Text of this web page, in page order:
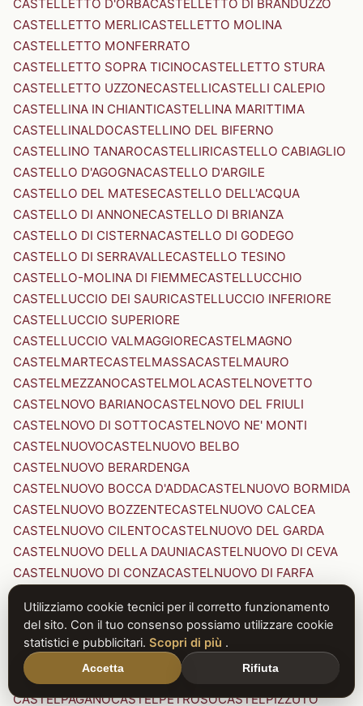
CASTELLETTO D'ORBACASTELLETTO DI BRANDUZZO
CASTELLETTO MERLICASTELLETTO MOLINA
CASTELLETTO MONFERRATO
CASTELLETTO SOPRA TICINOCASTELLETTO STURA
CASTELLETTO UZZONECASTELLICASTELLI CALEPIO
CASTELLINA IN CHIANTICASTELLINA MARITTIMA
CASTELLINALDOCASTELLINO DEL BIFERNO
CASTELLINO TANAROCASTELLIRICASTELLO CABIAGLIO
CASTELLO D'AGOGNACASTELLO D'ARGILE
CASTELLO DEL MATESECASTELLO DELL'ACQUA
CASTELLO DI ANNONECASTELLO DI BRIANZA
CASTELLO DI CISTERNACASTELLO DI GODEGO
CASTELLO DI SERRAVALLECASTELLO TESINO
CASTELLO-MOLINA DI FIEMMECASTELLUCCHIO
CASTELLUCCIO DEI SAURICASTELLUCCIO INFERIORE
CASTELLUCCIO SUPERIORE
CASTELLUCCIO VALMAGGIORECASTELMAGNO
CASTELMARTECASTELMASSACASTELMAURO
CASTELMEZZANOCASTELMOLACASTELNOVETTO
CASTELNOVO BARIANOCASTELNOVO DEL FRIULI
CASTELNOVO DI SOTTOCASTELNOVO NE' MONTI
CASTELNUOVOCASTELNUOVO BELBO
CASTELNUOVO BERARDENGA
CASTELNUOVO BOCCA D'ADDACASTELNUOVO BORMIDA
CASTELNUOVO BOZZENTECASTELNUOVO CALCEA
CASTELNUOVO CILENTOCASTELNUOVO DEL GARDA
CASTELNUOVO DELLA DAUNIACASTELNUOVO DI CEVA
CASTELNUOVO DI CONZACASTELNUOVO DI FARFA
CASTELNUOVO DI PORTO CASTELNUOVO DON BOSCO
CASTELNUOVO MAGRACASTELNUOVO NIGRA
CASTELNUOVO PARANOCASTELNUOVO RANGONE
CASTELNUOVO SCRIVIA
CASTELNUOVO VAL DI CECINA
CASTELPAGANOCASTELPETROSOCASTELPIZZUTO
Utilizziamo cookie tecnici per il corretto funzionamento
del sito. Con il tuo consenso possiamo utilizzare cookie
statistici e pubblicitari. Scopri di più .
Accetta Rifiuta